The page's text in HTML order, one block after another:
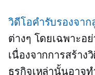
วิดีโอคำรับรองจาก
ต่างๆ โดยเฉพาะอ
เนื่องจากการสร้าง
ธุรกิจเหล่านั้นอาจท